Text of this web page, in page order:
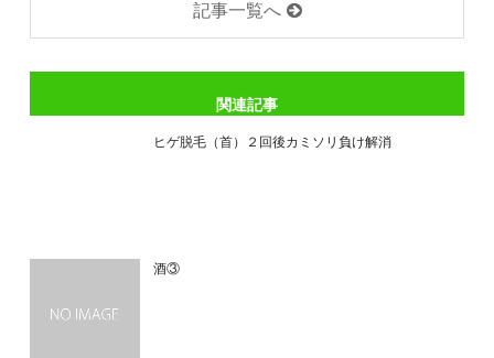
記事一覧へ
関連記事
ヒゲ脱毛（首）２回後カミソリ負け解消
酒③